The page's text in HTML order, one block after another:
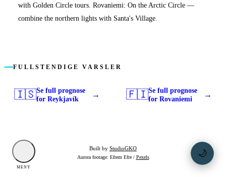
with Golden Circle tours. Rovaniemi: On the Arctic Circle —
combine the northern lights with Santa's Village.
FULLSTENDIGE VARSLER
🇮🇸Se full prognose
for Reykjavík
→ 🇫🇮Se full prognose
for Rovaniemi
→
Built by StudioGKO
Aurora footage: Efrem Efre / Pexels 🌙
MENY